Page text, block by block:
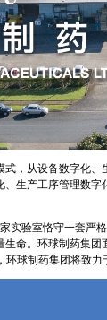
从设备数字化、
生产工序管理数
验室恪守一套严格
命。环球制药集
球制药集团将致力